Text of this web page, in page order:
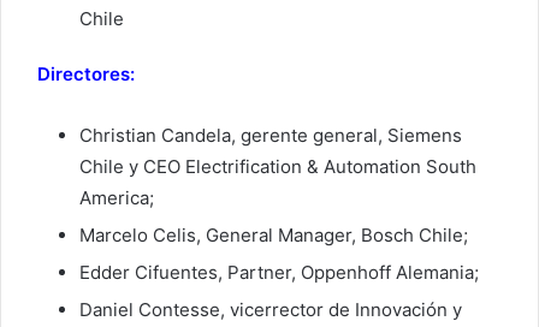
Chile
Directores:
Christian Candela, gerente general, Siemens
Chile y CEO Electrification & Automation South
America;
Marcelo Celis, General Manager, Bosch Chile;
Edder Cifuentes, Partner, Oppenhoff Alemania;
Daniel Contesse, vicerrector de Innovación y